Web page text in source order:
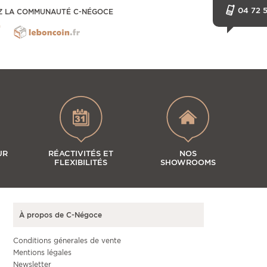
04 72
LA COMMUNAUTÉ C-NÉGOCE
RÉACTIVITÉS ET
FLEXIBILITÉS
NOS
SHOWROOMS
À propos de C-Négoce
Conditions génerales de vente
Mentions légales
Newsletter